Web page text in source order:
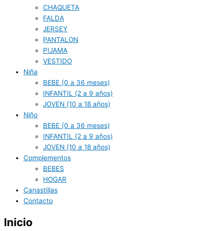
CHAQUETA
FALDA
JERSEY
PANTALON
PIJAMA
VESTIDO
Niña
BEBE (0 a 36 meses)
INFANTIL (2 a 9 años)
JOVEN (10 a 18 años)
Niño
BEBE (0 a 36 meses)
INFANTIL (2 a 9 años)
JOVEN (10 a 18 años)
Complementos
BEBES
HOGAR
Canastillas
Contacto
Inicio